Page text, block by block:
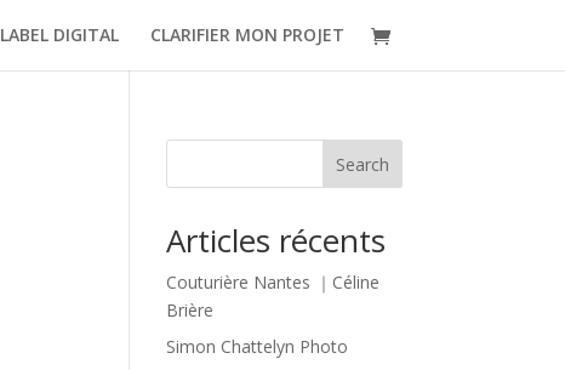
LABEL DIGITAL CLARIFIER MON PROJET
Search
Articles récents
Couturière Nantes ｜Céline
Brière
Simon Chattelyn Photo